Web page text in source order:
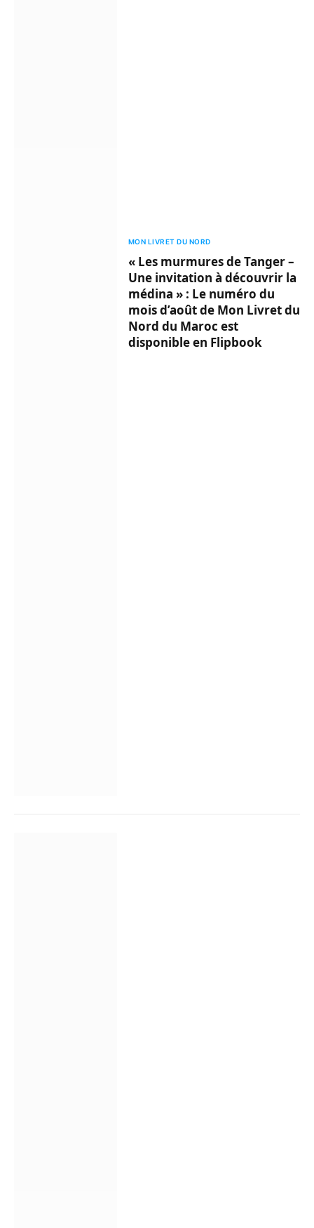
MON LIVRET DU NORD
« Les murmures de Tanger –
Une invitation à découvrir la
médina » : Le numéro du
mois d’août de Mon Livret du
Nord du Maroc est
disponible en Flipbook